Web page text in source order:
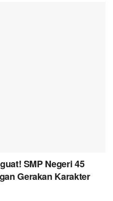
SMP Negeri 45
Gerakan Karakter